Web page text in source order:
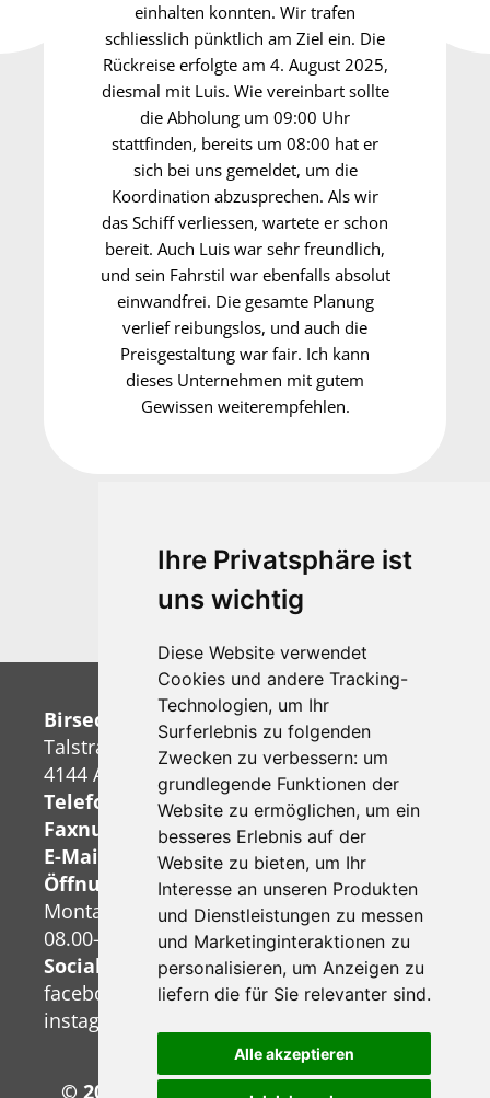
Ihre Privatsphäre ist
uns wichtig
Diese Website verwendet
Cookies und andere Tracking-
Technologien, um Ihr
Surferlebnis zu folgenden
Zwecken zu verbessern: um
grundlegende Funktionen der
Website zu ermöglichen, um ein
besseres Erlebnis auf der
Website zu bieten, um Ihr
Interesse an unseren Produkten
und Dienstleistungen zu messen
und Marketinginteraktionen zu
personalisieren, um Anzeigen zu
liefern die für Sie relevanter sind.
Alle akzeptieren
einhalten konnten. Wir trafen
schliesslich pünktlich am Ziel ein. Die
Rückreise erfolgte am 4. August 2025,
diesmal mit Luis. Wie vereinbart sollte
die Abholung um 09:00 Uhr
stattfinden, bereits um 08:00 hat er
sich bei uns gemeldet, um die
Koordination abzusprechen. Als wir
das Schiff verliessen, wartete er schon
bereit. Auch Luis war sehr freundlich,
und sein Fahrstil war ebenfalls absolut
einwandfrei. Die gesamte Planung
verlief reibungslos, und auch die
Preisgestaltung war fair. Ich kann
dieses Unternehmen mit gutem
Gewissen weiterempfehlen.
Telefonberatung:
+41 (0)61 706 94 54
Birseck-Reisen+Transporte AG
Talstrasse 38
4144 Arlesheim
Telefonnummer:+41 (0)61 706 94 54
Faxnummer:+41 (0)61 706 94 55
E-Mail:
info@birseck-reisen.ch
Öffnungszeiten Büro:
Montag bis Freitag
08.00-12.00 Uhr und 13.30-18.00 Uhr
Socialmedia:
facebook
instagram
© 2026 Birseck-Reisen+Transporte AG